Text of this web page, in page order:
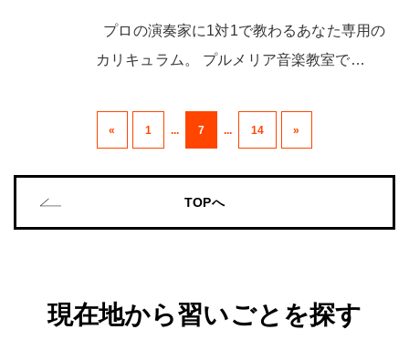
プロの演奏家に1対1で教わるあなた専用の
カリキュラム。 プルメリア音楽教室で…
« 1 ... 7 ... 14 »
TOPへ
現在地から習いごとを探す